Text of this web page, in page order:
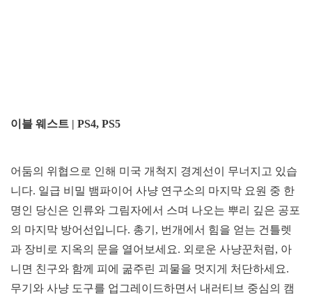
이블 웨스트 | PS4, PS5
어둠의 위협으로 인해 미국 개척지 경계선이 무너지고 있습
니다. 일급 비밀 뱀파이어 사냥 연구소의 마지막 요원 중 한
명인 당신은 인류와 그림자에서 스며 나오는 뿌리 깊은 공포
의 마지막 방어선입니다. 총기, 번개에서 힘을 얻는 건틀렛
과 장비로 지옥의 문을 열어보세요. 외로운 사냥꾼처럼, 아
니면 친구와 함께 피에 굶주린 괴물을 멋지게 처단하세요.
무기와 사냥 도구를 업그레이드하면서 내러티브 중심의 캠